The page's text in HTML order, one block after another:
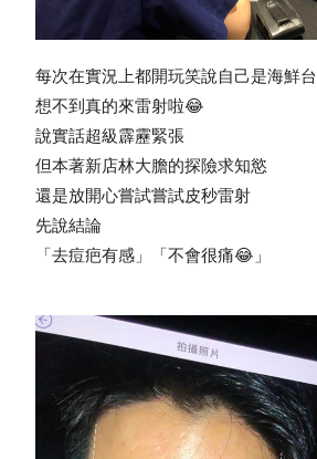
每次在實況上都開玩笑說自己是海鮮台
想不到真的來雷射啦😂
說實話超級霹靂緊張
但本著新店林大膽的探險求知慾
還是放開心嘗試嘗試皮秒雷射
先說結論
「去痘疤有感」「不會很痛😂」